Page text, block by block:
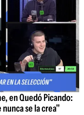
en Quedó Picando:
se la crea"